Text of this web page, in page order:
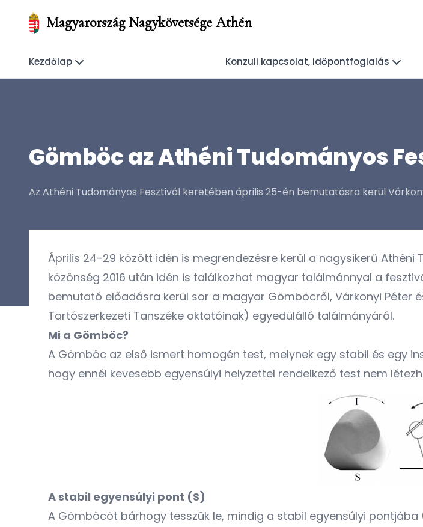
Magyarország Nagykövetsége Athén
Kezdőlap Konzuli kapcsolat, időpontfoglalás
Gömböc az Athéni Tudományos
Az Athéni Tudományos Fesztivál keretében április 25-én bemutatásra kerül
Április 24-29 között idén is megrendezésre kerül a nagysikerű Athéni
közönség 2016 után idén is találkozhat magyar találmánnyal a
bemutató előadásra kerül sor a magyar Gömböcről, Várkonyi Péter
Tartószerkezeti Tanszéke oktatóinak) egyedülálló találmányáról.
Mi a Gömböc?
A Gömböc az első ismert homogén test, melynek egy stabil és egy
hogy ennél kevesebb egyensúlyi helyzettel rendelkező test nem
A stabil egyensúlyi pont (S)
A Gömböcöt bárhogy tesszük le, mindig a stabil egyensúlyi pontjába